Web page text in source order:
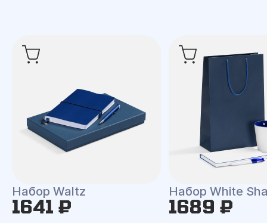
Набор Waltz
1641 ₽
Набор White
1689 ₽